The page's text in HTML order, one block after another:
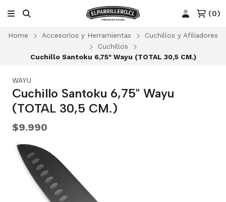
(0)
Home Accesorios y Herramientas
Cuchillos y Afiliadores
Cuchillos
Cuchillo Santoku 6,75" Wayu (TOTAL 30,5 CM.)
WAYU
Cuchillo Santoku 6,75" Wayu
(TOTAL 30,5 CM.)
$9.990